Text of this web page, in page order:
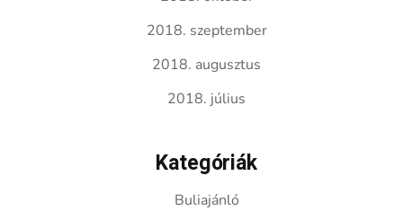
2018. szeptember
2018. augusztus
2018. július
Kategóriák
Buliajánló